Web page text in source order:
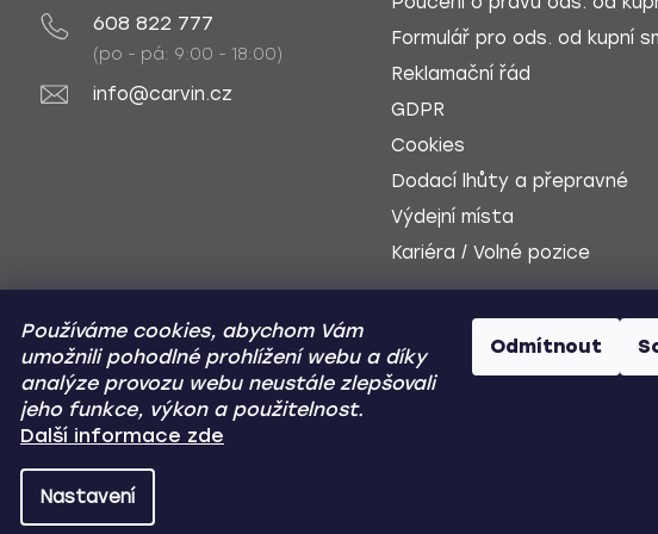
Používáme cookies, abychom Vám
umožnili pohodlné prohlížení webu a díky
analýze provozu webu neustále zlepšovali
jeho funkce, výkon a použitelnost.
Další informace zde
Nastavení
Odmítnout
608 822 777
(po - pá: 9:00 - 18:00)
info@carvin.cz
Formulář pro ods. od kupní
Reklamační řád
GDPR
Cookies
Dodací lhůty a přepravné
Výdejní místa
Kariéra / Volné pozice
Převod Dobírka